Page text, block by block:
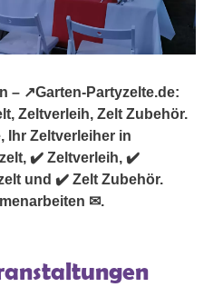
– ↗️Garten-Partyzelte.de:
Zeltverleih, Zelt Zubehör.
Ihr Zeltverleiher in
✔️ Zeltverleih, ✔️
und ✔️ Zelt Zubehör.
✉.